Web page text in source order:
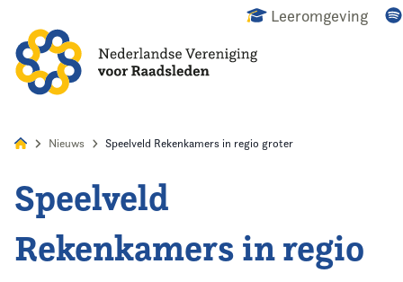
Leeromgeving
Home
Agenda
Nieuws Speelveld Rekenkamers in regio groter
Speelveld
Rekenkamers in regio